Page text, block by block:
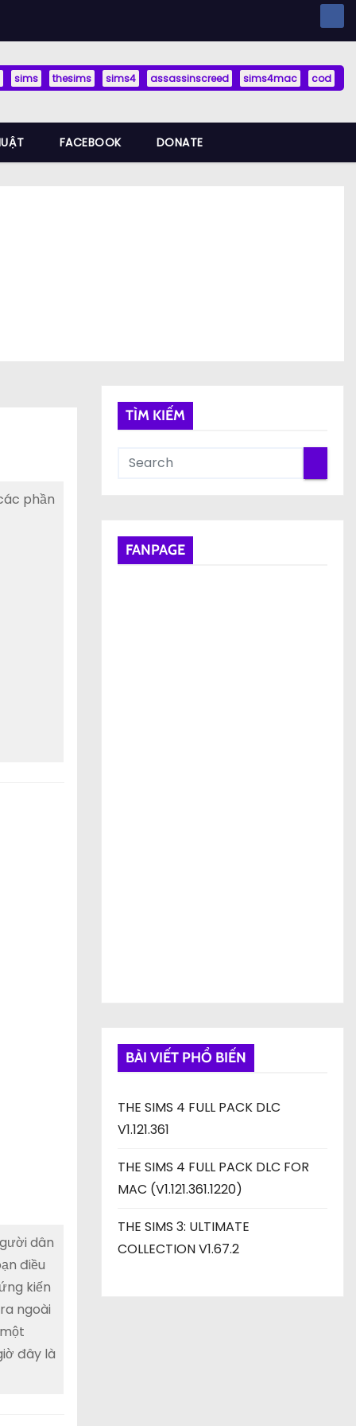
sims thesims sims4 assassinscreed sims4mac cod
FACEBOOK DONATE
phần
dân
điều
kiến
ngoài
đây là
TÌM KIẾM
FANPAGE
BÀI VIẾT PHỔ BIẾN
THE SIMS 4 FULL PACK DLC
V1.121.361
THE SIMS 4 FULL PACK DLC FOR
MAC (V1.121.361.1220)
THE SIMS 3: ULTIMATE
COLLECTION V1.67.2